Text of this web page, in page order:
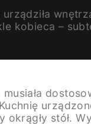
kobieca –
stół.